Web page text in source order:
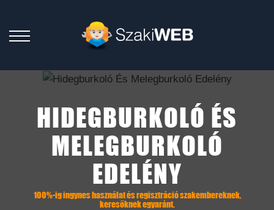
HIDEGBURKOLÓ ÉS
MELEGBURKOLÓ
EDELÉNY
100%-ig ingynes használat és regisztráció szakembereknek,
keresőknek egyaránt.